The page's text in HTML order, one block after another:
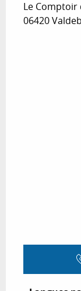
Le Comptoir
06420